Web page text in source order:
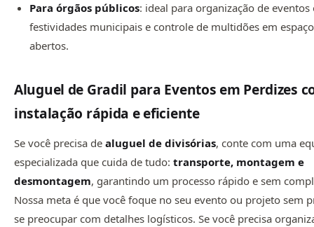
Para órgãos públicos: ideal para organização de eventos
festividades municipais e controle de multidões em
abertos.
Aluguel de Gradil para Eventos em Perdizes
instalação rápida e eficiente
Se você precisa de aluguel de divisórias, conte com uma
especializada que cuida de tudo: transporte, montagem e
desmontagem, garantindo um processo rápido e sem
Nossa meta é que você foque no seu evento ou projeto sem
se preocupar com detalhes logísticos. Se você precisa